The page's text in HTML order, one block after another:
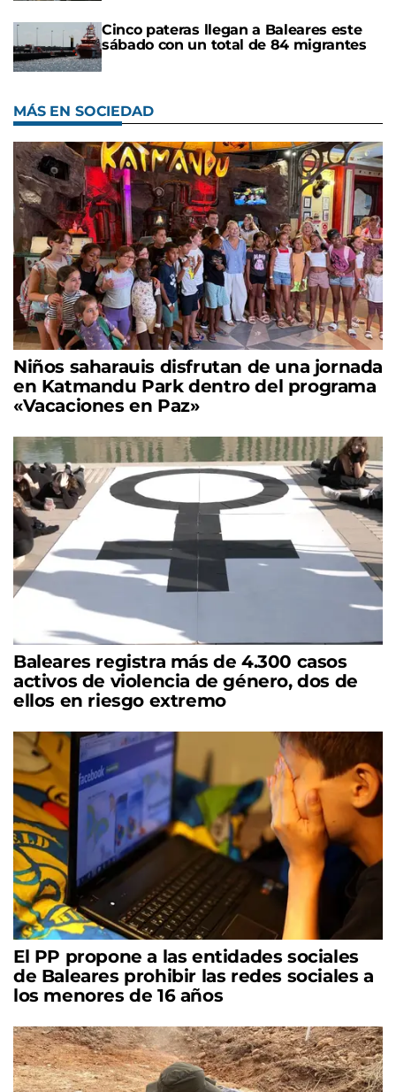
Cinco pateras llegan a Baleares este
sábado con un total de 84 migrantes
MÁS EN SOCIEDAD
Niños saharauis disfrutan de una jornada
en Katmandu Park dentro del programa
«Vacaciones en Paz»
Baleares registra más de 4.300 casos
activos de violencia de género, dos de
ellos en riesgo extremo
El PP propone a las entidades sociales
de Baleares prohibir las redes sociales a
los menores de 16 años